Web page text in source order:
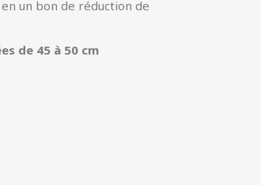
un bon de réduction de
de 45 à 50 cm